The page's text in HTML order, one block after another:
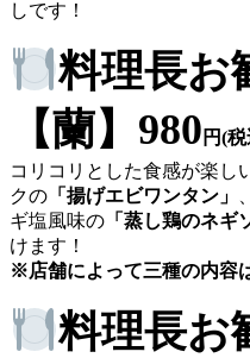
しです！
料理長お
【蘭】 980 円(
コリコリとした食感が楽し
クの 「揚げエビワンタン」
ギ塩風味の 「蒸し鶏のネギ
けます！
※店舗によって三種の内容
料理長お